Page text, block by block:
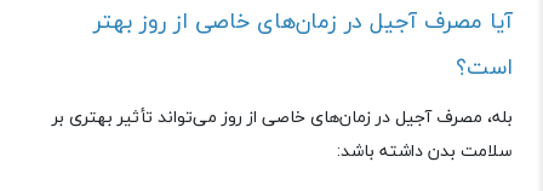
آیا مصرف آجیل در زمان‌های خاصی از روز بهتر
است؟
بله، مصرف آجیل در زمان‌های خاصی از روز می‌تواند تأثیر بهتری بر
سلامت بدن داشته باشد: